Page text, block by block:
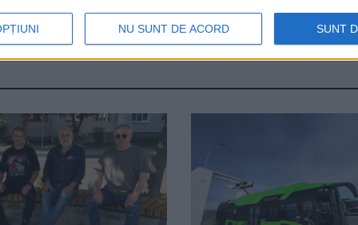
NU SUNT DE ACORD SUNT